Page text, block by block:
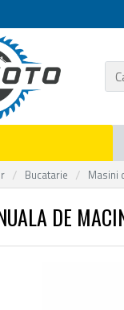
Bucatarie Masini
DE